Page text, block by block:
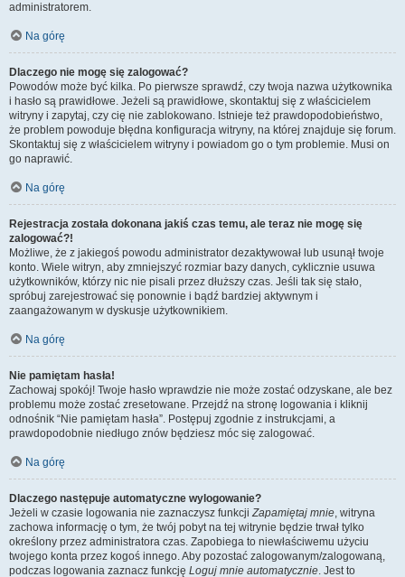
administratorem.
Na górę
Dlaczego nie mogę się zalogować?
Powodów może być kilka. Po pierwsze sprawdź, czy twoja nazwa użytkownika
i hasło są prawidłowe. Jeżeli są prawidłowe, skontaktuj się z właścicielem
witryny i zapytaj, czy cię nie zablokowano. Istnieje też prawdopodobieństwo,
że problem powoduje błędna konfiguracja witryny, na której znajduje się forum.
Skontaktuj się z właścicielem witryny i powiadom go o tym problemie. Musi on
go naprawić.
Na górę
Rejestracja została dokonana jakiś czas temu, ale teraz nie mogę się
zalogować?!
Możliwe, że z jakiegoś powodu administrator dezaktywował lub usunął twoje
konto. Wiele witryn, aby zmniejszyć rozmiar bazy danych, cyklicznie usuwa
użytkowników, którzy nic nie pisali przez dłuższy czas. Jeśli tak się stało,
spróbuj zarejestrować się ponownie i bądź bardziej aktywnym i
zaangażowanym w dyskusje użytkownikiem.
Na górę
Nie pamiętam hasła!
Zachowaj spokój! Twoje hasło wprawdzie nie może zostać odzyskane, ale bez
problemu może zostać zresetowane. Przejdź na stronę logowania i kliknij
odnośnik “Nie pamiętam hasła”. Postępuj zgodnie z instrukcjami, a
prawdopodobnie niedługo znów będziesz móc się zalogować.
Na górę
Dlaczego następuje automatyczne wylogowanie?
Jeżeli w czasie logowania nie zaznaczysz funkcjiZapamiętaj mnie, witryna
zachowa informację o tym, że twój pobyt na tej witrynie będzie trwał tylko
określony przez administratora czas. Zapobiega to niewłaściwemu użyciu
twojego konta przez kogoś innego. Aby pozostać zalogowanym/zalogowaną,
podczas logowania zaznacz funkcję Loguj mnie automatycznie. Jest to